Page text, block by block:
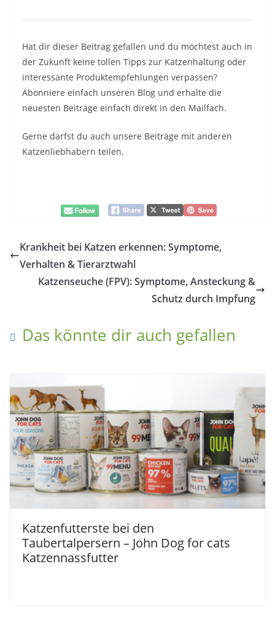
Hat dir dieser Beitrag gefallen und du möchtest auch in
der Zukunft keine tollen Tipps zur Katzenhaltung oder
interessante Produktempfehlungen verpassen?
Abonniere einfach unseren Blog und erhalte die
neuesten Beiträge einfach direkt in den Mailfach.
Gerne darfst du auch unsere Beiträge mit anderen
Katzenliebhabern teilen.
Krankheit bei Katzen erkennen: Symptome,
Verhalten & Tierarztwahl
Katzenseuche (FPV): Symptome, Ansteckung &
Schutz durch Impfung
Das könnte dir auch gefallen
Katzenfutterste bei den
Taubertalpersern – John Dog for cats
Katzennassfutter